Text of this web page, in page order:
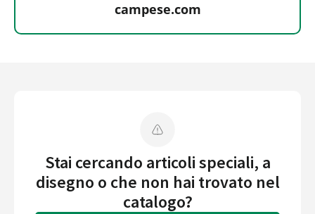
campese.com
Stai cercando articoli speciali, a
disegno o che non hai trovato nel
catalogo?